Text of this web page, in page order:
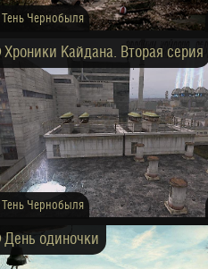
Тень Чернобыля
Хроники Кайдана. Вторая серия
Тень Чернобыля
День одиночки